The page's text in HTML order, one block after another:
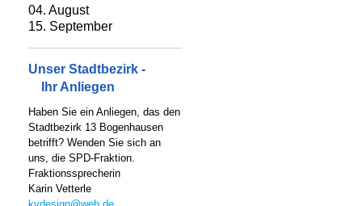
04. August
15. September
Unser Stadtbezirk -
Ihr Anliegen
Haben Sie ein Anliegen, das den
Stadtbezirk 13 Bogenhausen
betrifft? Wenden Sie sich an
uns, die SPD-Fraktion.
Fraktionssprecherin
Karin Vetterle